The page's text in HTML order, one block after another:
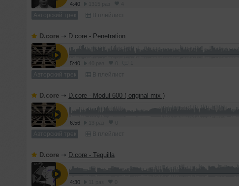
4:40
Авторский трек В плейлист
D.core ➝ D.core - Penetration
5:40
Авторский трек В плейлист
D.core ➝ D.core - Modul 600 ( original mix )
6:56
Авторский трек В плейлист
D.core ➝ D.core - Tequilla
4:30